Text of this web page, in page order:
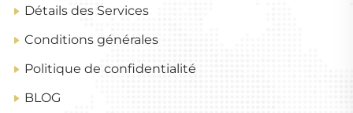
Détails des Services
Conditions générales
Politique de confidentialité
BLOG